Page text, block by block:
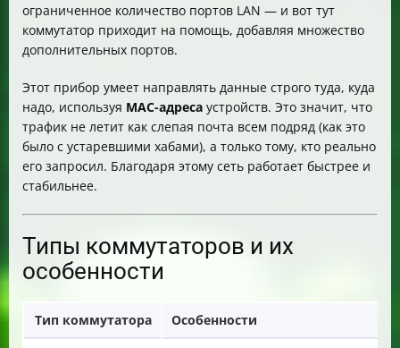
ограниченное количество портов LAN — и вот тут
коммутатор приходит на помощь, добавляя множество
дополнительных портов.
Этот прибор умеет направлять данные строго туда, куда
надо, используя MAC-адреса устройств. Это значит, что
трафик не летит как слепая почта всем подряд (как это
было с устаревшими хабами), а только тому, кто реально
его запросил. Благодаря этому сеть работает быстрее и
стабильнее.
Типы коммутаторов и их
особенности
Тип коммутатора Особенности